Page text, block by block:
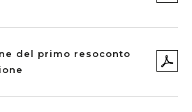
del primo resoconto